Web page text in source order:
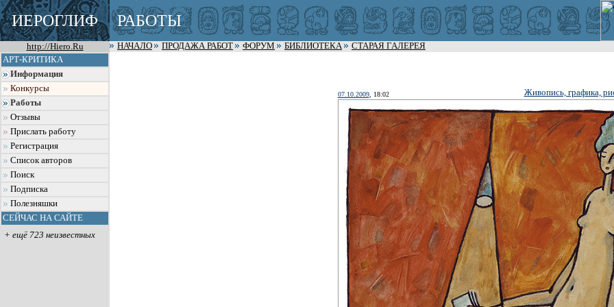
ИЕРОГЛИФ РАБОТЫ
http://Hiero.Ru НАЧАЛО ПРОДАЖА РАБОТ ФОРУМ БИБЛИОТЕКА
СТАРАЯ ГАЛЕРЕЯ
АРТ-КРИТИКА
Информация
Конкурсы
Работы
Отзывы
Прислать работу
Регистрация
Список авторов
Поиск
Подписка
Полезняшки
СЕЙЧАС НА САЙТЕ
+ ещё 723 неизвестных
07.10.2009, 18:02 Живопись, графика,